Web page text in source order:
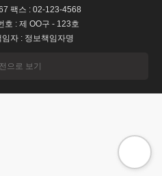
팩스 : 02-123-4568
호 : 제 OO구 - 123호
자 : 정보책임자명
으로 보기